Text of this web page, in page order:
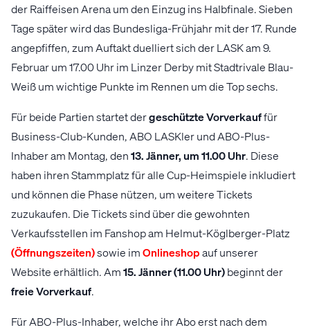
der Raiffeisen Arena um den Einzug ins Halbfinale. Sieben
Tage später wird das Bundesliga-Frühjahr mit der 17. Runde
angepfiffen, zum Auftakt duelliert sich der LASK am 9.
Februar um 17.00 Uhr im Linzer Derby mit Stadtrivale Blau-
Weiß um wichtige Punkte im Rennen um die Top sechs.
Für beide Partien startet dergeschützte Vorverkauffür
Business-Club-Kunden, ABO LASKler und ABO-Plus-
Inhaber am Montag, den13. Jänner, um 11.00 Uhr. Diese
haben ihren Stammplatz für alle Cup-Heimspiele inkludiert
und können die Phase nützen, um weitere Tickets
zuzukaufen. Die Tickets sind über die gewohnten
Verkaufsstellen im Fanshop am Helmut-Köglberger-Platz
(Öffnungszeiten)sowie imOnlineshopauf unserer
Website erhältlich. Am15. Jänner (11.00 Uhr)beginnt der
freie Vorverkauf.
Für ABO-Plus-Inhaber, welche ihr Abo erst nach dem